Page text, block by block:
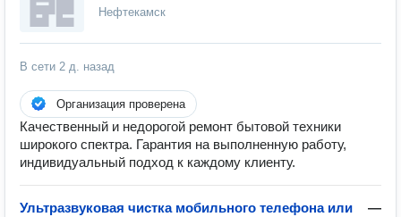
Нефтекамск
В сети 2 д. назад
Организация проверена
Качественный и недорогой ремонт бытовой техники
широкого спектра. Гарантия на выполненную работу,
индивидуальный подход к каждому клиенту.
Ультразвуковая чистка мобильного телефона или
—